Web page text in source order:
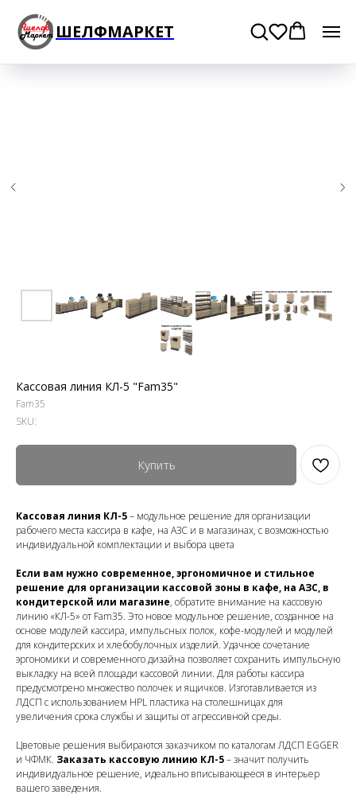
ШЕЛФМАРКЕТ
Кассовая линия КЛ-5 "Fam35"
Fam35
SKU:
Купить
Кассовая линия КЛ-5– модульное решение для организации
рабочего места кассира в кафе, на АЗС и в магазинах, с возможностью
индивидуальной комплектации и выбора цвета
Если вам нужно современное, эргономичное и стильное
решение для организации кассовой зоны в кафе, на АЗС, в
кондитерской или магазине, обратите внимание на кассовую
линию «КЛ-5» от Fam35. Это новое модульное решение, созданное на
основе модулей кассира, импульсных полок, кофе-модулей и модулей
для кондитерских и хлебобулочных изделий. Удачное сочетание
эргономики и современного дизайна позволяет сохранить импульсную
выкладку на всей площади кассовой линии. Для работы кассира
предусмотрено множество полочек и ящичков. Изготавливается из
ЛДСП с использованием HPL пластика на столешницах для
увеличения срока службы и защиты от агрессивной среды.
Цветовые решения выбираются заказчиком по каталогам ЛДСП EGGER
и ЧФМК. Заказать кассовую линию КЛ-5– значит получить
индивидуальное решение, идеально вписывающееся в интерьер
вашего заведения.